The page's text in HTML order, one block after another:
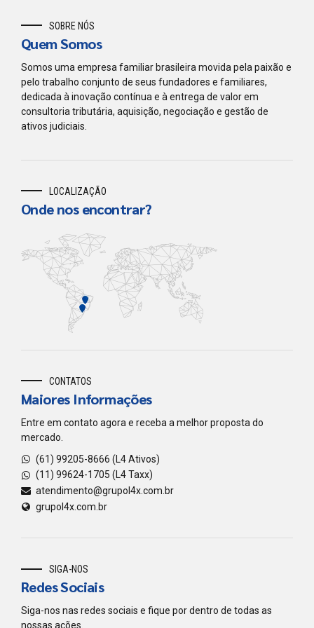
SOBRE NÓS
Quem Somos
Somos uma empresa familiar brasileira movida pela paixão e
pelo trabalho conjunto de seus fundadores e familiares,
dedicada à inovação contínua e à entrega de valor em
consultoria tributária, aquisição, negociação e gestão de
ativos judiciais.
LOCALIZAÇÃO
Onde nos encontrar?
CONTATOS
Maiores Informações
Entre em contato agora e receba a melhor proposta do
mercado.
(61) 99205-8666 (L4 Ativos)
(11) 99624-1705 (L4 Taxx)
atendimento@grupol4x.com.br
grupol4x.com.br
SIGA-NOS
Redes Sociais
Siga-nos nas redes sociais e fique por dentro de todas as
nossas ações.